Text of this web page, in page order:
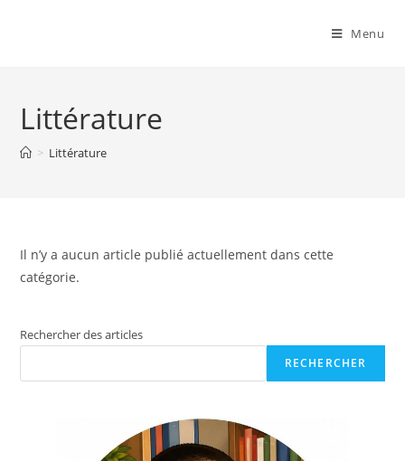
Menu
Littérature
> Littérature
Il n’y a aucun article publié actuellement dans cette
catégorie.
Rechercher des articles
RECHERCHER